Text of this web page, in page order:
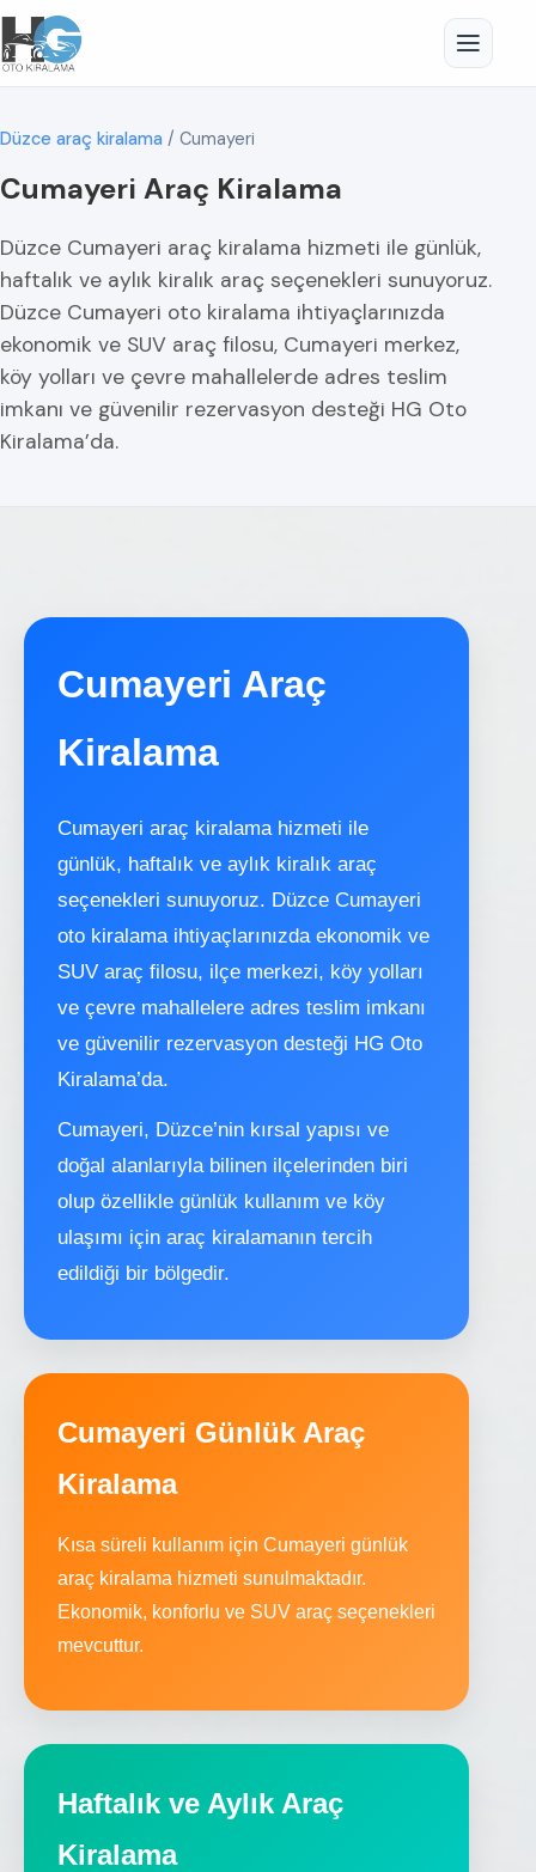
Düzce araç kiralama / Cumayeri
Cumayeri Araç Kiralama
Düzce Cumayeri araç kiralama hizmeti ile günlük,
haftalık ve aylık kiralık araç seçenekleri sunuyoruz.
Düzce Cumayeri oto kiralama ihtiyaçlarınızda
ekonomik ve SUV araç filosu, Cumayeri merkez,
köy yolları ve çevre mahallelerde adres teslim
imkanı ve güvenilir rezervasyon desteği HG Oto
Kiralama’da.
Cumayeri Araç
Kiralama
Cumayeri araç kiralama hizmeti ile
günlük, haftalık ve aylık kiralık araç
seçenekleri sunuyoruz. Düzce Cumayeri
oto kiralama ihtiyaçlarınızda ekonomik ve
SUV araç filosu, ilçe merkezi, köy yolları
ve çevre mahallelere adres teslim imkanı
ve güvenilir rezervasyon desteği HG Oto
Kiralama’da.
Cumayeri, Düzce’nin kırsal yapısı ve
doğal alanlarıyla bilinen ilçelerinden biri
olup özellikle günlük kullanım ve köy
ulaşımı için araç kiralamanın tercih
edildiği bir bölgedir.
Cumayeri Günlük Araç
Kiralama
Kısa süreli kullanım için Cumayeri günlük
araç kiralama hizmeti sunulmaktadır.
Ekonomik, konforlu ve SUV araç seçenekleri
mevcuttur.
Haftalık ve Aylık Araç
Kiralama